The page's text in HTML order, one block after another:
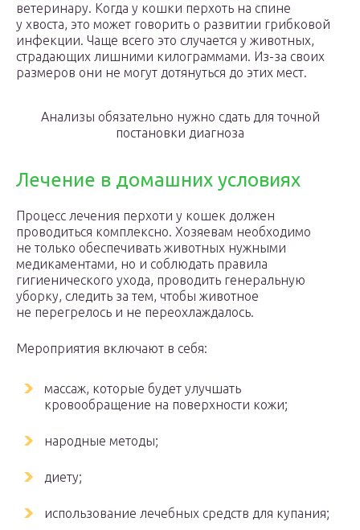
ветеринару. Когда у кошки перхоть на спине
у хвоста, это может говорить о развитии грибковой
инфекции. Чаще всего это случается у животных,
страдающих лишними килограммами. Из-за своих
размеров они не могут дотянуться до этих мест.
Анализы обязательно нужно сдать для точной
постановки диагноза
Лечение в домашних условиях
Процесс лечения перхоти у кошек должен
проводиться комплексно. Хозяевам необходимо
не только обеспечивать животных нужными
медикаментами, но и соблюдать правила
гигиенического ухода, проводить генеральную
уборку, следить за тем, чтобы животное
не перегрелось и не переохлаждалось.
Мероприятия включают в себя:
массаж, которые будет улучшать
кровообращение на поверхности кожи;
народные методы;
диету;
использование лечебных средств для купания;